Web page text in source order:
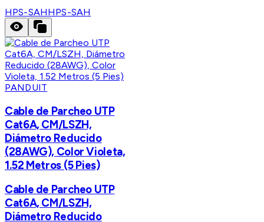
HPS-SAHHPS-SAH
PANDUIT
Cable de Parcheo UTP
Cat6A, CM/LSZH,
Diámetro Reducido
(28AWG), Color Violeta,
1.52 Metros (5 Pies)
Cable de Parcheo UTP
Cat6A, CM/LSZH,
Diámetro Reducido